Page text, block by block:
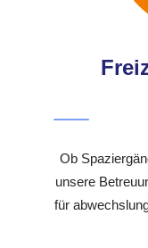
Ob
unsere
für